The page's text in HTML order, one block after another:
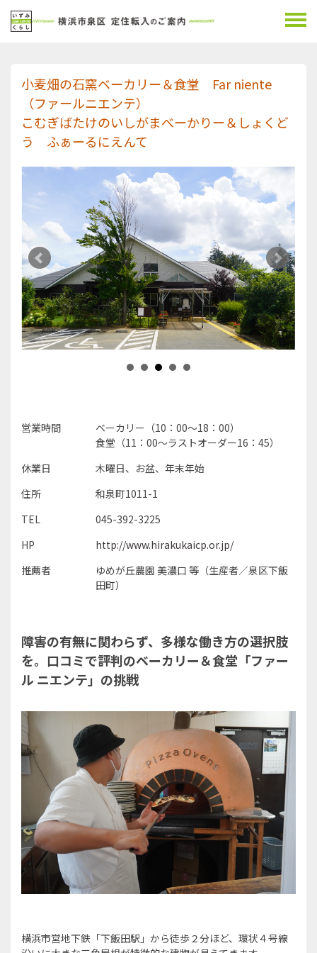
小麦畑の石窯ベーカリー＆食堂 Far niente
（ファールニエンテ）
こむぎばたけのいしがまべーかりー＆しょくど
う ふぁーるにえんて
営業時間
ベーカリー（10：00～18：00）
食堂（11：00～ラストオーダー16：45）
休業日
木曜日、お盆、年末年始
住所
和泉町1011-1
TEL
045-392-3225
HP
http://www.hirakukaicp.or.jp/
推薦者
ゆめが丘農園 美濃口 等（生産者／泉区下飯
田町）
障害の有無に関わらず、多様な働き方の選択肢
を。口コミで評判のベーカリー＆食堂「ファー
ル ニエンテ」の挑戦
横浜市営地下鉄「下飯田駅」から徒歩２分ほど、環状４号線